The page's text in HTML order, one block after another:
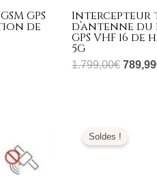
GPS
de
Intercepteur
d’antenne
GPS VHF 16
5G
1.799,00€ 789,99
Soldes ! initial